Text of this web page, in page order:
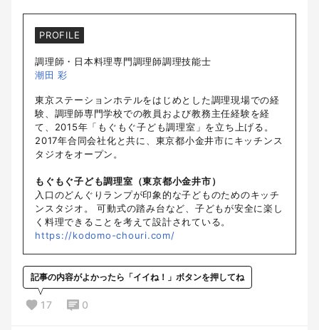
PROFILE
調理師・日本料理専門調理師調理技能士
潮田 彩
東京ステーションホテルをはじめとした調理現場での経
験、調理師専門学校での教員および教務主任経験を経
て、2015年「もぐもぐ子ども調理室」を立ち上げる。
2017年合同会社化と共に、東京都小金井市にキッチンス
タジオをオープン。
もぐもぐ子ども調理室（東京都小金井市）
入口のどんぐりランプが印象的な子どものためのキッチ
ンスタジオ。 可動式の踏み台など、子どもが安全に楽し
く料理できることを考えて設計されている。
https://kodomo-chouri.com/
記事の内容がよかったら「イイね！」ボタンを押してね
17 0